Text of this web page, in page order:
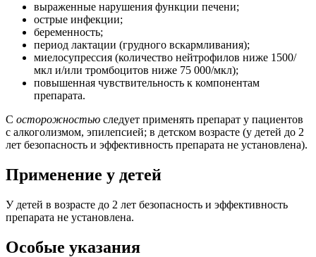
выраженные нарушения функции печени;
острые инфекции;
беременность;
период лактации (грудного вскармливания);
миелосупрессия (количество нейтрофилов ниже 1500/
мкл и/или тромбоцитов ниже 75 000/мкл);
повышенная чувствительность к компонентам
препарата.
С осторожностью следует применять препарат у пациентов
с алкоголизмом, эпилепсией; в детском возрасте (у детей до 2
лет безопасность и эффективность препарата не установлена).
Применение у детей
У детей в возрасте до 2 лет безопасность и эффективность
препарата не установлена.
Особые указания